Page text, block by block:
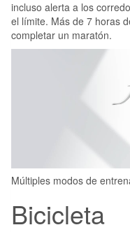
incluso alerta a los
el límite. Más de 7 horas
completar un maratón.
Múltiples modos de
Bicicleta